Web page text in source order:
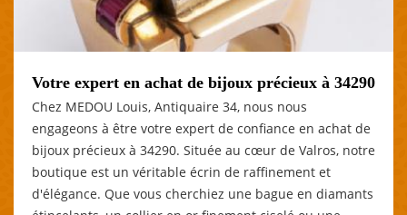
Votre expert en achat de bijoux précieux à 34290
Chez MEDOU Louis, Antiquaire 34, nous nous
engageons à être votre expert de confiance en achat de
bijoux précieux à 34290. Située au cœur de Valros, notre
boutique est un véritable écrin de raffinement et
d'élégance. Que vous cherchiez une bague en diamants